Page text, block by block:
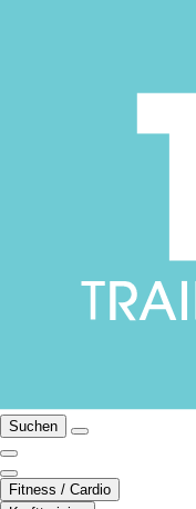
Suchen
Fitness / Cardio